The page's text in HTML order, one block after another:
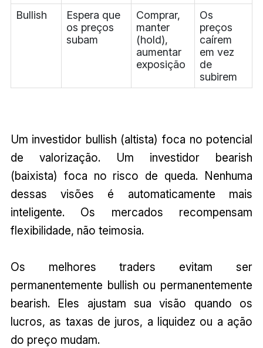
Bullish
Espera que
os preços
subam
Comprar,
manter
(hold),
aumentar
exposição
Os
preços
caírem
em vez
de
subirem
Um investidor bullish (altista) foca no potencial
de valorização. Um investidor bearish
(baixista) foca no risco de queda. Nenhuma
dessas visões é automaticamente mais
inteligente. Os mercados recompensam
flexibilidade, não teimosia.
Os melhores traders evitam ser
permanentemente bullish ou permanentemente
bearish. Eles ajustam sua visão quando os
lucros, as taxas de juros, a liquidez ou a ação
do preço mudam.